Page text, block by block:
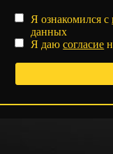
Я ознакомился с
данных
Я даюсогласие